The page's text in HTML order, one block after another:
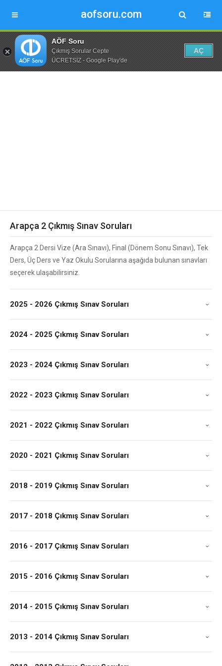
aofsoru.com
AÖF Soru
Çıkmış Sorular Cepte
ÜCRETSİZ - Google Play'de
AÇ
Arapça 2 Çıkmış Sınav Soruları
Arapça 2 Dersi Vize (Ara Sınavı), Final (Dönem Sonu Sınavı), Tek
Ders, Üç Ders ve Yaz Okulu Sorularına aşağıda bulunan sınavları
seçerek ulaşabilirsiniz.
2025 - 2026 Çıkmış Sınav Soruları
2024 - 2025 Çıkmış Sınav Soruları
2023 - 2024 Çıkmış Sınav Soruları
2022 - 2023 Çıkmış Sınav Soruları
2021 - 2022 Çıkmış Sınav Soruları
2020 - 2021 Çıkmış Sınav Soruları
2018 - 2019 Çıkmış Sınav Soruları
2017 - 2018 Çıkmış Sınav Soruları
2016 - 2017 Çıkmış Sınav Soruları
2015 - 2016 Çıkmış Sınav Soruları
2014 - 2015 Çıkmış Sınav Soruları
2013 - 2014 Çıkmış Sınav Soruları